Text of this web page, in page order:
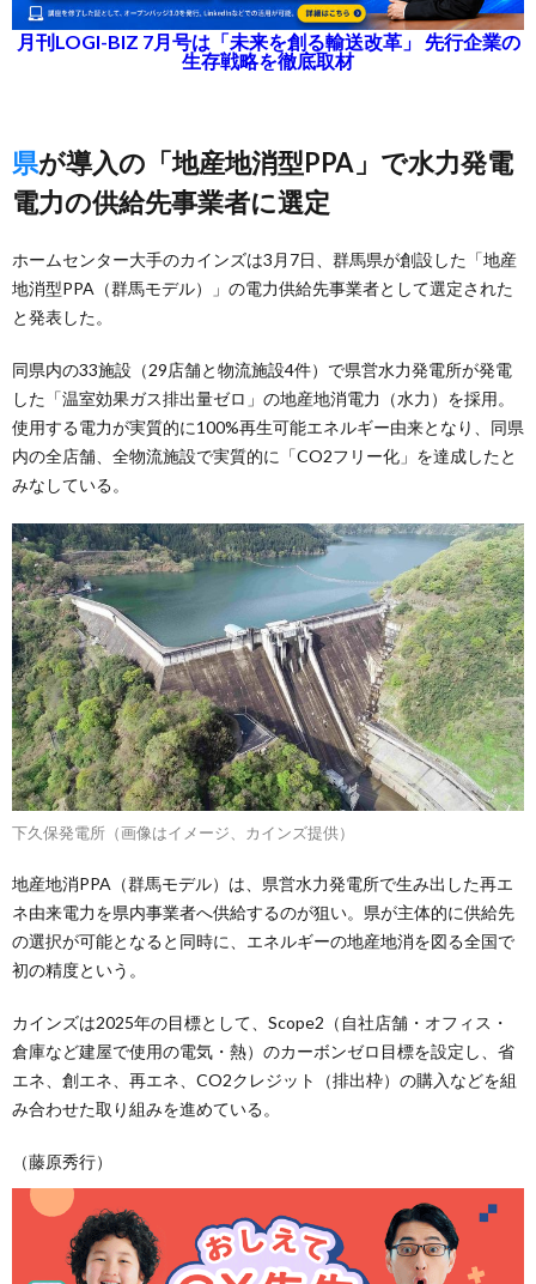
月刊LOGI-BIZ 7月号は「未来を創る輸送改革」 先行企業の
生存戦略を徹底取材
県が導入の「地産地消型PPA」で水力発電
電力の供給先事業者に選定
ホームセンター大手のカインズは3月7日、群馬県が創設した「地産
地消型PPA（群馬モデル）」の電力供給先事業者として選定された
と発表した。
同県内の33施設（29店舗と物流施設4件）で県営水力発電所が発電
した「温室効果ガス排出量ゼロ」の地産地消電力（水力）を採用。
使用する電力が実質的に100%再生可能エネルギー由来となり、同県
内の全店舗、全物流施設で実質的に「CO2フリー化」を達成したと
みなしている。
下久保発電所（画像はイメージ、カインズ提供）
地産地消PPA（群馬モデル）は、県営水力発電所で生み出した再エ
ネ由来電力を県内事業者へ供給するのが狙い。県が主体的に供給先
の選択が可能となると同時に、エネルギーの地産地消を図る全国で
初の精度という。
カインズは2025年の目標として、Scope2（自社店舗・オフィス・
倉庫など建屋で使用の電気・熱）のカーボンゼロ目標を設定し、省
エネ、創エネ、再エネ、CO2クレジット（排出枠）の購入などを組
み合わせた取り組みを進めている。
（藤原秀行）